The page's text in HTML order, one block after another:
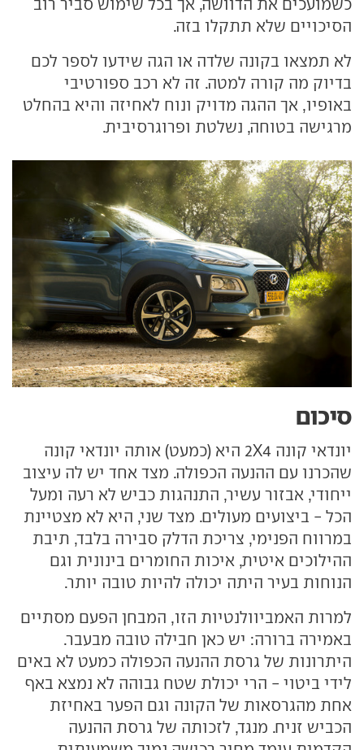
כשמועכים את הדוושה, אך בכל שימוש סביר רוב
הסיכויים שלא תתקלו בזה.
לא תמצאו בקונה שלדה או הגה שידעו לספר לכם
בדיוק מה קורה למטה. זה לא רכב ספורטיבי
באופיו, אך ההגה מדויק ונוח לאחיזה והיא בהחלט
מרגישה בטוחה, נשלטת ופרוגרסיבית.
סיכום
יונדאי קונה 2X4 היא (כמעט) אותה יונדאי קונה
שהכרנו עם ההנעה הכפולה. מצד אחד יש לה עיצוב
ייחודי, אבזור עשיר, התנהגות כביש לא רעה ומעל
הכל - ביצועים מעולים. מצד שני, היא לא מצטיינת
במרווח הפנימי, צריכת הדלק סבירה בלבד, תיבת
ההילוכים איטית, איכות החומרים בינונית וגם
הנוחות בעיר היתה יכולה להיות טובה יותר.
למרות האמביוולנטיות הזו, המבחן הפעם מסתיים
באמירה ברורה: יש כאן חבילה טובה מבעבר.
היתרונות של גרסת ההנעה הכפולה כמעט לא באים
לידי ביטוי - הרי יכולת שטח גבוהה לא נמצא באף
אחת מהגרסאות של הקונה וגם הפער באחיזת
הכביש זניח. מנגד, לזכותה של גרסת ההנעה